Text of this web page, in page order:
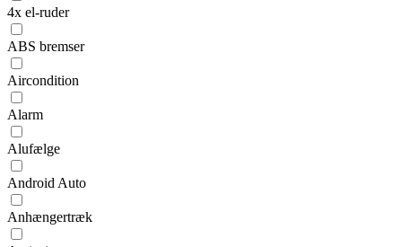
4x el-ruder
ABS bremser
Aircondition
Alarm
Alufælge
Android Auto
Anhængertræk